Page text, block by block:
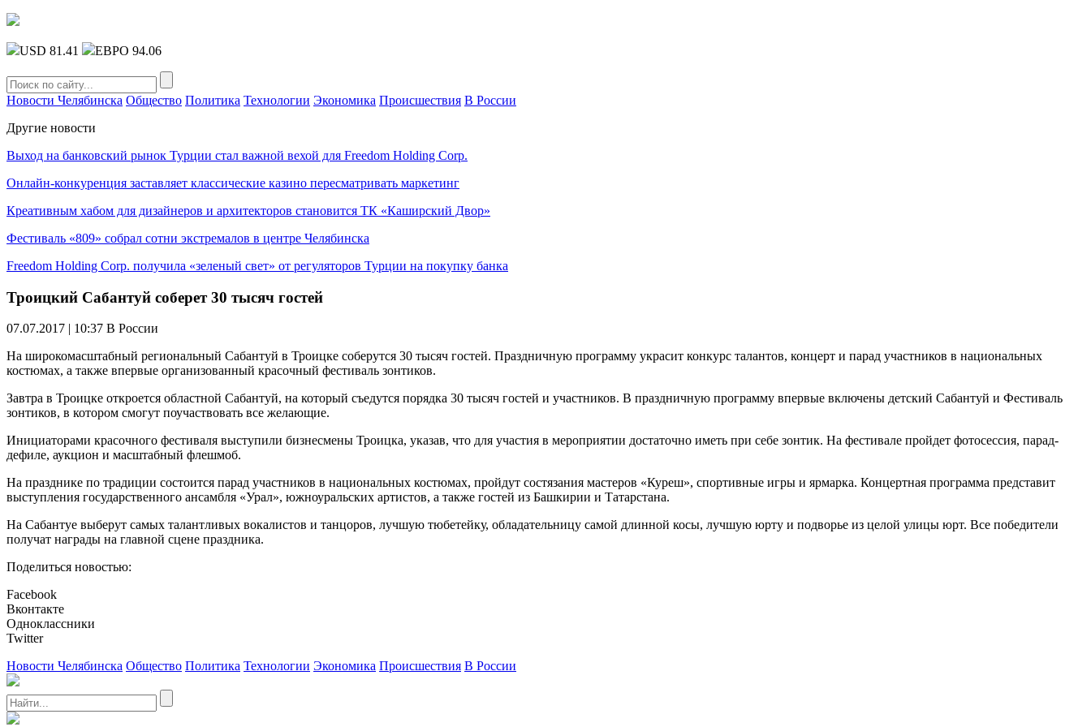
USD 81.41 ЕВРО 94.06
Новости Челябинска Общество Политика Технологии Экономика Происшествия В России
Другие новости
Выход на банковский рынок Турции стал важной вехой для Freedom Holding Corp.
Онлайн-конкуренция заставляет классические казино пересматривать маркетинг
Креативным хабом для дизайнеров и архитекторов становится ТК «Каширский Двор»
Фестиваль «809» собрал сотни экстремалов в центре Челябинска
Freedom Holding Corp. получила «зеленый свет» от регуляторов Турции на покупку банка
Троицкий Сабантуй соберет 30 тысяч гостей
07.07.2017 | 10:37 В России
На широкомасштабный региональный Сабантуй в Троицке соберутся 30 тысяч гостей. Праздничную программу украсит конкурс талантов, концерт и парад участников в национальных
костюмах, а также впервые организованный красочный фестиваль зонтиков.
Завтра в Троицке откроется областной Сабантуй, на который съедутся порядка 30 тысяч гостей и участников. В праздничную программу впервые включены детский Сабантуй и Фестиваль
зонтиков, в котором смогут поучаствовать все желающие.
Инициаторами красочного фестиваля выступили бизнесмены Троицка, указав, что для участия в мероприятии достаточно иметь при себе зонтик. На фестивале пройдет фотосессия, парад-
дефиле, аукцион и масштабный флешмоб.
На празднике по традиции состоится парад участников в национальных костюмах, пройдут состязания мастеров «Куреш», спортивные игры и ярмарка. Концертная программа представит
выступления государственного ансамбля «Урал», южноуральских артистов, а также гостей из Башкирии и Татарстана.
На Сабантуе выберут самых талантливых вокалистов и танцоров, лучшую тюбетейку, обладательницу самой длинной косы, лучшую юрту и подворье из целой улицы юрт. Все победители
получат награды на главной сцене праздника.
Поделиться новостью:
Facebook
Вконтакте
Одноклассники
Twitter
Новости Челябинска Общество Политика Технологии Экономика Происшествия В России